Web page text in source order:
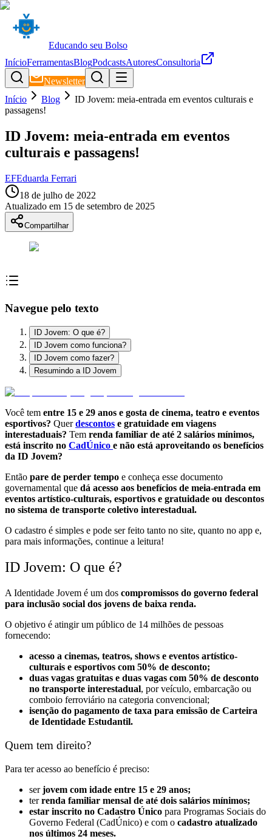
Educando seu Bolso
InícioFerramentasBlogPodcastsAutoresConsultoria
Newsletter
Início
Blog
ID Jovem: meia-entrada em eventos culturais e
passagens!
ID Jovem: meia-entrada em eventos
culturais e passagens!
EFEduarda Ferrari
18 de julho de 2022
Atualizado em 15 de setembro de 2025
Compartilhar
Navegue pelo texto
ID Jovem: O que é?
ID Jovem como funciona?
ID Jovem como fazer?
Resumindo a ID Jovem
Você tem entre 15 e 29 anos e gosta de cinema, teatro e eventos
esportivos? Querdescontos e gratuidade em viagens
interestaduais? Tem renda familiar de até 2 salários mínimos,
está inscrito no CadÚnico e não está aproveitando os benefícios
da ID Jovem?
Então pare de perder tempo e conheça esse documento
governamental que dá acesso aos benefícios de meia-entrada em
eventos artístico-culturais, esportivos e gratuidade ou descontos
no sistema de transporte coletivo interestadual.
O cadastro é simples e pode ser feito tanto no site, quanto no app e,
para mais informações, continue a leitura!
ID Jovem: O que é?
A Identidade Jovem é um dos compromissos do governo federal
para inclusão social dos jovens de baixa renda.
O objetivo é atingir um público de 14 milhões de pessoas
fornecendo:
acesso a cinemas, teatros, shows e eventos artístico-
culturais e esportivos com 50% de desconto;
duas vagas gratuitas e duas vagas com 50% de desconto
no transporte interestadual, por veículo, embarcação ou
comboio ferroviário na categoria convencional;
isenção do pagamento de taxa para emissão de Carteira
de Identidade Estudantil.
Quem tem direito?
Para ter acesso ao benefício é preciso:
serjovem com idade entre 15 e 29 anos;
terrenda familiar mensal de até dois salários mínimos;
estar inscrito no Cadastro Único para Programas Sociais do
Governo Federal (CadÚnico) e com o cadastro atualizado
nos últimos 24 meses.